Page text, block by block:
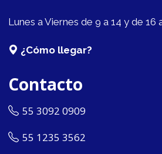
Lunes a Viernes de 9 a 14 y de 16
¿Cómo llegar?
Contacto
55 3092 0909
55 1235 3562